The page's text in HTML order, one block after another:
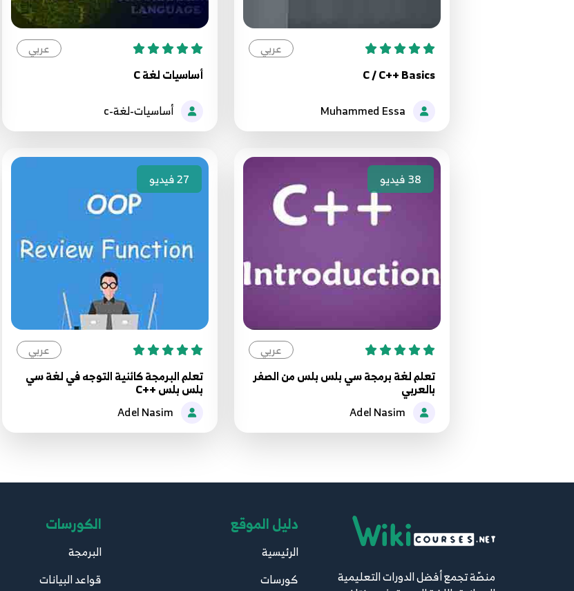
عربي
C / C++ Basics
عربي
أساسيات لغة C
أساسيات-لغة-c
38فيديو
عربي
تعلم لغة برمجة سي بلس بلس من الصفر
بالعربي
27فيديو
عربي
تعلم البرمجة كائنية التوجه في لغة سي
بلس بلس ++C
منصّة تجمع أفضل الدورات التعليمية
دليل الموقع
الرئيسية
كورسات
الكورسات
البرمجة
قواعد البيانات